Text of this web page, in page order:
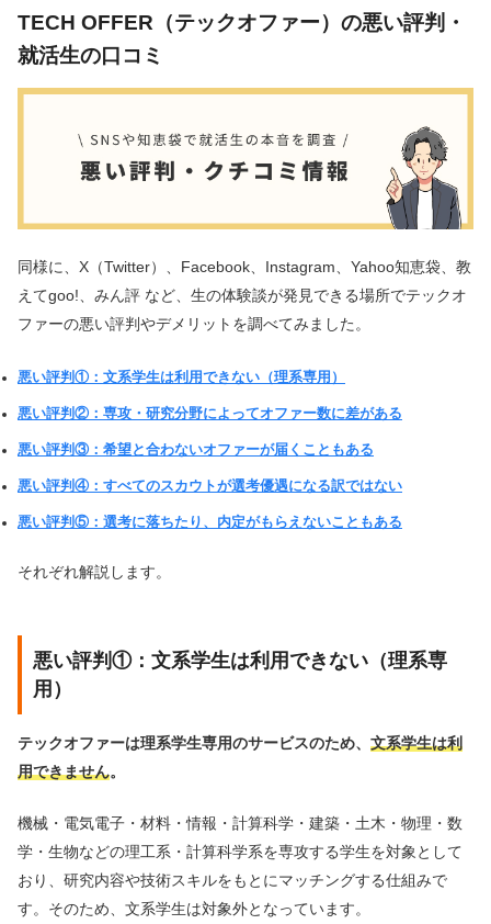
TECH OFFER（テックオファー）の悪い評判・
就活生の口コミ
同様に、X（Twitter）、Facebook、Instagram、Yahoo知恵袋、教
えてgoo!、みん評 など、生の体験談が発見できる場所でテックオ
ファーの悪い評判やデメリットを調べてみました。
悪い評判①：文系学生は利用できない（理系専用）
悪い評判②：専攻・研究分野によってオファー数に差がある
悪い評判③：希望と合わないオファーが届くこともある
悪い評判④：すべてのスカウトが選考優遇になる訳ではない
悪い評判⑤：選考に落ちたり、内定がもらえないこともある
それぞれ解説します。
悪い評判①：文系学生は利用できない（理系専
用）
テックオファーは理系学生専用のサービスのため、 文系学生は利
用できません。
機械・電気電子・材料・情報・計算科学・建築・土木・物理・数
学・生物などの理工系・計算科学系を専攻する学生を対象として
おり、研究内容や技術スキルをもとにマッチングする仕組みで
す。そのため、文系学生は対象外となっています。